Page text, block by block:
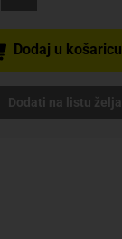
Dodaj u košaricu
Dodati na listu želja